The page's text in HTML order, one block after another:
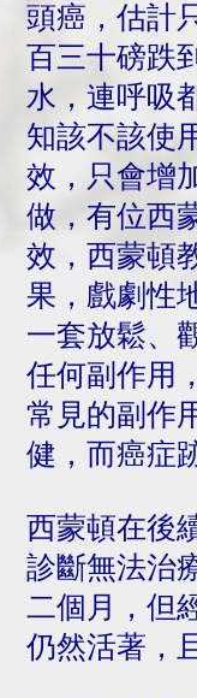
頭癌，估計
百三十磅跌
水，連呼吸
知該不該使
效，只會增
做，有位西
效，西蒙頓
果，戲劇性
一套放鬆、
任何副作用
常見的副作
健，而癌症
西蒙頓在後
診斷無法治
二個月，但
仍然活著，